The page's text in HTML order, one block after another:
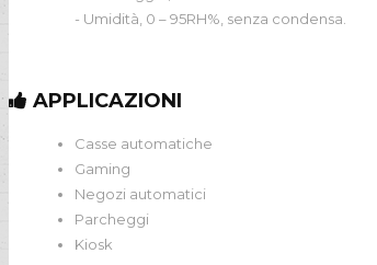
- Umidità, 0 – 95RH%, senza condensa.
APPLICAZIONI
Casse automatiche
Gaming
Negozi automatici
Parcheggi
Kiosk